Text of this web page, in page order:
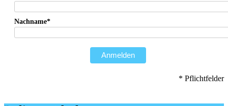
Nachname*
Anmelden
* Pflichtfelder